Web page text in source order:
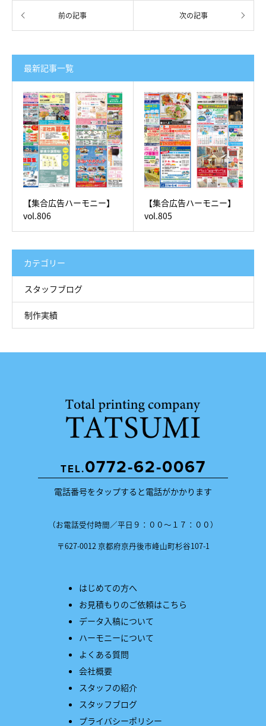
最新記事一覧
【集合広告ハーモニー】
vol.806
【集合広告ハーモニー】
vol.805
カテゴリー
スタッフブログ
制作実績
TEL.0772-62-0067
電話番号をタップすると電話がかかります
（お電話受付時間／平日９：００〜１７：００）
〒627-0012 京都府京丹後市峰山町杉谷107-1
はじめての方へ
お見積もりのご依頼はこちら
データ入稿について
ハーモニーについて
よくある質問
会社概要
スタッフの紹介
スタッフブログ
プライバシーポリシー